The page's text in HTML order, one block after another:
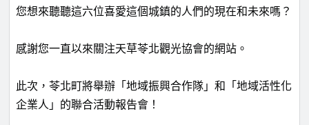
您想來聽聽這六位喜愛這個城鎮的人們的現在和未來嗎？
感謝您一直以來關注天草苓北觀光協會的網站。
此次，苓北町將舉辦「地域振興合作隊」和「地域活性化
企業人」的聯合活動報告會！